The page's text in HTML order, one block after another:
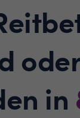
in